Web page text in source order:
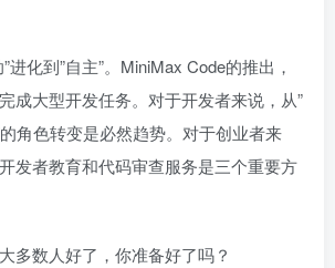
进化到”自主”。MiniMax Code的推出，
成大型开发任务。对于开发者来说，从”
的角色转变是必然趋势。对于创业者来
发者教育和代码审查服务是三个重要方
多数人好了，你准备好了吗？